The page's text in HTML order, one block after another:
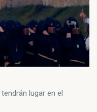
tendrán lugar en el